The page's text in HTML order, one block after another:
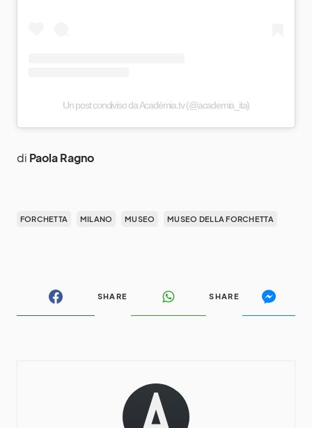
Un post condiviso da Acadèmia.tv (@academia_ita)
di Paola Ragno
FORCHETTA MILANO MUSEO MUSEO DELLA FORCHETTA
SHARE SHARE